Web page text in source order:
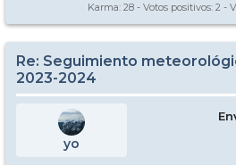
Karma: 28 - Votos positivos: 2 -
Re: Seguimiento
2023-2024
yo